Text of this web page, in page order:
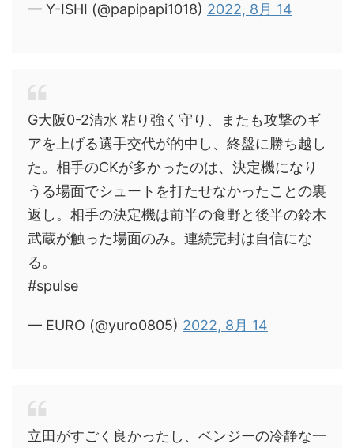
— Y-ISHI (@papipapi1018) 2022, 8月 14
G大阪0-2清水 粘り強く守り、またも攻撃のギ
アを上げる選手交代が的中し、終盤に勝ち越し
た。相手のCKが多かったのは、決定機になり
うる場面でシュートを打たせなかったことの裏
返し。相手の決定機は前半の食野と後半の鈴木
武蔵が触った場面のみ。連続完封は自信にな
る。
#spulse
— EURO (@yuro0805) 2022, 8月 14
立田がすごく良かったし、ベンジーの冷静な一